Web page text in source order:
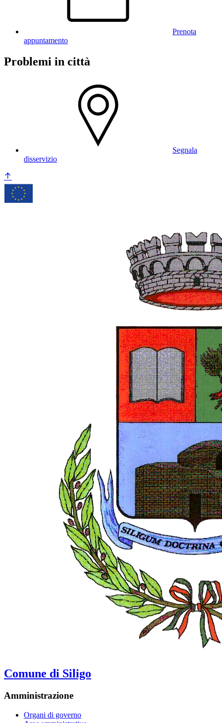
Prenota
appuntamento
Problemi in città
Segnala
disservizio
Comune di Siligo
Amministrazione
Organi di governo